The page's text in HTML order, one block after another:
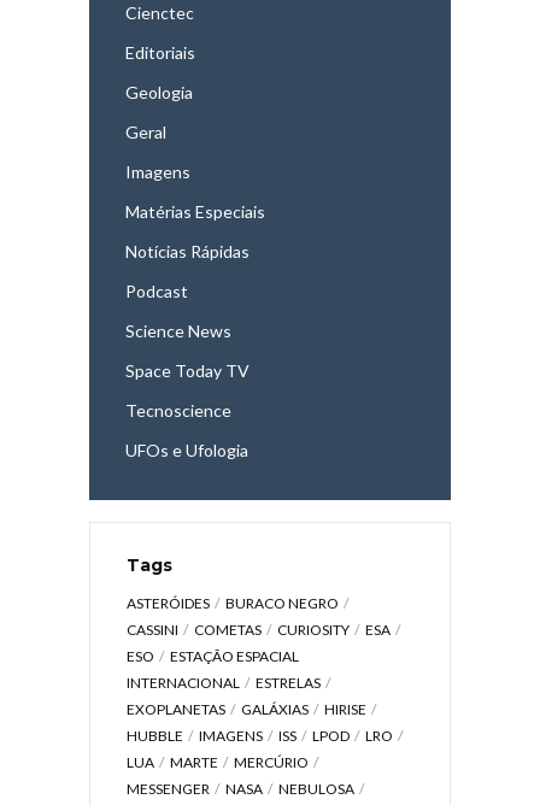
Cienctec
Editoriais
Geologia
Geral
Imagens
Matérias Especiais
Notícias Rápidas
Podcast
Science News
Space Today TV
Tecnoscience
UFOs e Ufologia
Tags
ASTERÓIDES
BURACO NEGRO
CASSINI
COMETAS CURIOSITY
ESA
ESO
ESTAÇÃO ESPACIAL
INTERNACIONAL
ESTRELAS
EXOPLANETAS
GALÁXIAS
HIRISE
HUBBLE
IMAGENS ISS LPOD
LRO
LUA
MARTE
MERCÚRIO
MESSENGER
NASA
NEBULOSA